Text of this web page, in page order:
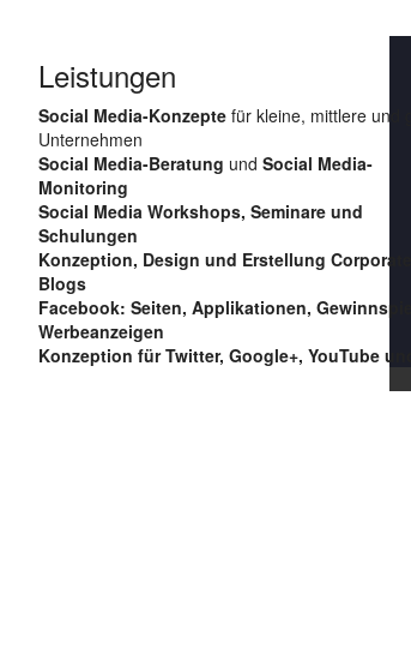
Leistungen
Social Media-Konzepte für kleine, mittlere und
Unternehmen
Social Media-Beratung und Social Media-
Monitoring
Social Media Workshops, Seminare und
Schulungen
Konzeption, Design und Erstellung Corporate
Blogs
Facebook: Seiten, Applikationen,
Werbeanzeigen
Konzeption für Twitter, Google+, YouTube und